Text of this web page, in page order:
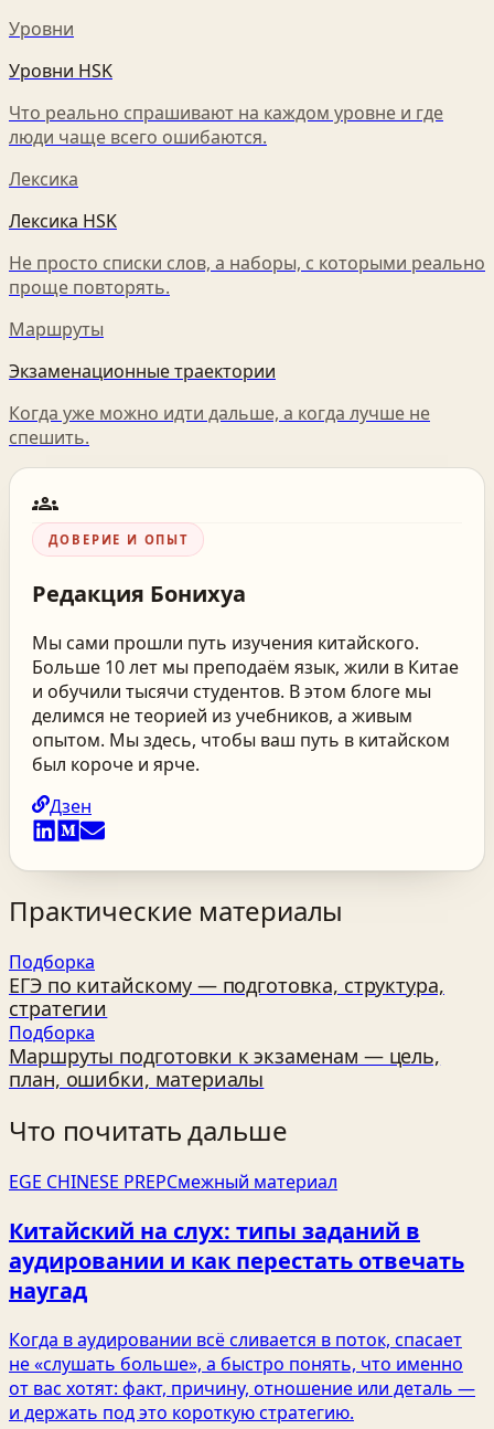
Уровни
Уровни HSK
Что реально спрашивают на каждом уровне и где
люди чаще всего ошибаются.
Лексика
Лексика HSK
Не просто списки слов, а наборы, с которыми реально
проще повторять.
Маршруты
Экзаменационные траектории
Когда уже можно идти дальше, а когда лучше не
спешить.
groups
ДОВЕРИЕ И ОПЫТ
Редакция Бонихуа
Мы сами прошли путь изучения китайского.
Больше 10 лет мы преподаём язык, жили в Китае
и обучили тысячи студентов. В этом блоге мы
делимся не теорией из учебников, а живым
опытом. Мы здесь, чтобы ваш путь в китайском
был короче и ярче.
Дзен
Практические материалы
Подборка
ЕГЭ по китайскому — подготовка, структура,
стратегии
Подборка
Маршруты подготовки к экзаменам — цель,
план, ошибки, материалы
Что почитать дальше
EGE CHINESE PREPСмежный материал
Китайский на слух: типы заданий в
аудировании и как перестать отвечать
наугад
Когда в аудировании всё сливается в поток, спасает
не «слушать больше», а быстро понять, что именно
от вас хотят: факт, причину, отношение или деталь —
и держать под это короткую стратегию.